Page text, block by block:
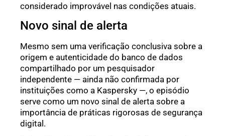
considerado improvável nas condições atuais.
Novo sinal de alerta
Mesmo sem uma verificação conclusiva sobre a
origem e autenticidade do banco de dados
compartilhado por um pesquisador
independente — ainda não confirmada por
instituições como a Kaspersky —, o episódio
serve como um novo sinal de alerta sobre a
importância de práticas rigorosas de segurança
digital.